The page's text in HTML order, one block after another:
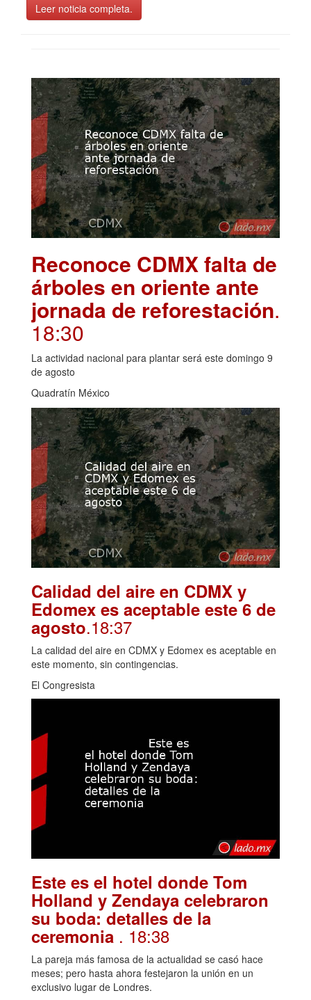
Leer noticia completa.
Reconoce CDMX falta de
árboles en oriente ante
jornada de reforestación.
18:30
La actividad nacional para plantar será este domingo 9
de agosto
Quadratín México
Calidad del aire en CDMX y
Edomex es aceptable este 6 de
agosto.18:37
La calidad del aire en CDMX y Edomex es aceptable en
este momento, sin contingencias.
El Congresista
Este es el hotel donde Tom
Holland y Zendaya celebraron
su boda: detalles de la
ceremonia . 18:38
La pareja más famosa de la actualidad se casó hace
meses; pero hasta ahora festejaron la unión en un
exclusivo lugar de Londres.